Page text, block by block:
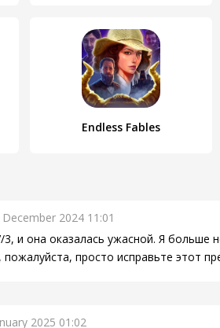
Endless Fables
December 2024 11:01
3, и она оказалась ужасной. Я
просто исправьте этот
2025 01:02